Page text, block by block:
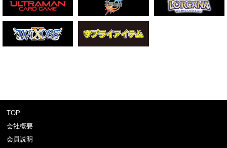
TOP
会社概要
会員説明